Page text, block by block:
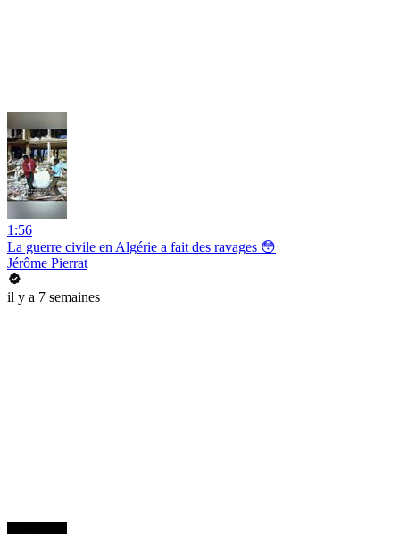
1:56
La guerre civile en Algérie a fait des ravages 😳
Jérôme Pierrat
il y a 7 semaines